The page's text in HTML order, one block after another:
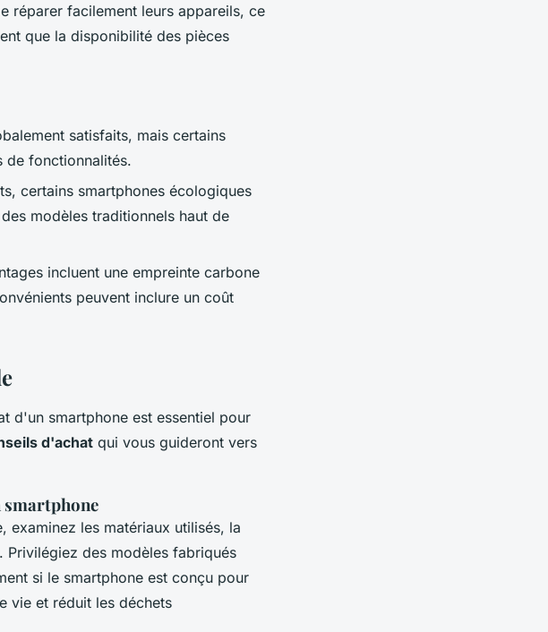
réparer facilement leurs appareils, ce
que la disponibilité des pièces
satisfaits, mais certains
de fonctionnalités.
certains smartphones écologiques
modèles traditionnels haut de
incluent une empreinte carbone
peuvent inclure un coût
d'un smartphone est essentiel pour
d'achat qui vous guideront vers
examinez les matériaux utilisés, la
des modèles fabriqués
si le smartphone est conçu pour
vie et réduit les déchets